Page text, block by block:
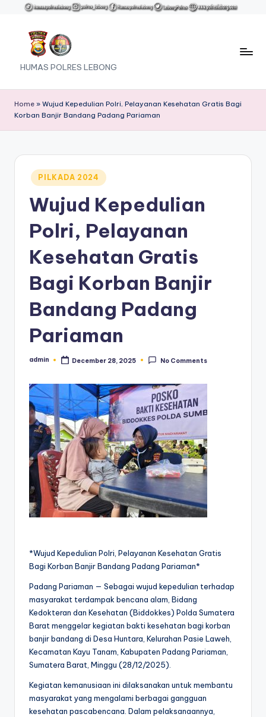
content
HUMAS POLRES LEBONG
Home » Wujud Kepedulian Polri, Pelayanan Kesehatan Gratis Bagi
Korban Banjir Bandang Padang Pariaman
Posted
in
PILKADA 2024
Wujud Kepedulian
Polri, Pelayanan
Kesehatan Gratis
Bagi Korban Banjir
Bandang Padang
Pariaman
Posted
admin December 28, 2025 No Comments
*Wujud Kepedulian Polri, Pelayanan Kesehatan Gratis
Bagi Korban Banjir Bandang Padang Pariaman*
Padang Pariaman — Sebagai wujud kepedulian terhadap
masyarakat terdampak bencana alam, Bidang
Kedokteran dan Kesehatan (Biddokkes) Polda Sumatera
Barat menggelar kegiatan bakti kesehatan bagi korban
banjir bandang di Desa Huntara, Kelurahan Pasie Laweh,
Kecamatan Kayu Tanam, Kabupaten Padang Pariaman,
Sumatera Barat, Minggu (28/12/2025).
Kegiatan kemanusiaan ini dilaksanakan untuk membantu
masyarakat yang mengalami berbagai gangguan
kesehatan pascabencana. Dalam pelaksanaannya,